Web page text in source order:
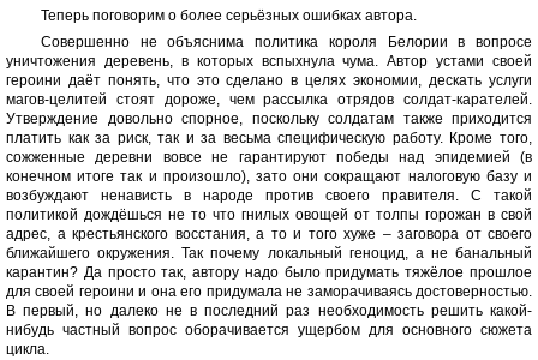
Теперь поговорим о более серьёзных ошибках автора.
Совершенно не объяснима политика короля Белории в вопросе
уничтожения деревень, в которых вспыхнула чума. Автор устами своей
героини даёт понять, что это сделано в целях экономии, дескать услуги
магов-целитей стоят дороже, чем рассылка отрядов солдат-карателей.
Утверждение довольно спорное, поскольку солдатам также приходится
платить как за риск, так и за весьма специфическую работу. Кроме того,
сожженные деревни вовсе не гарантируют победы над эпидемией (в
конечном итоге так и произошло), зато они сокращают налоговую базу и
возбуждают ненависть в народе против своего правителя. С такой
политикой дождёшься не то что гнилых овощей от толпы горожан в свой
адрес, а крестьянского восстания, а то и того хуже – заговора от своего
ближайшего окружения. Так почему локальный геноцид, а не банальный
карантин? Да просто так, автору надо было придумать тяжёлое прошлое
для своей героини и она его придумала не заморачиваясь достоверностью.
В первый, но далеко не в последний раз необходимость решить какой-
нибудь частный вопрос оборачивается ущербом для основного сюжета
цикла.